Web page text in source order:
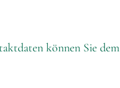
können Sie